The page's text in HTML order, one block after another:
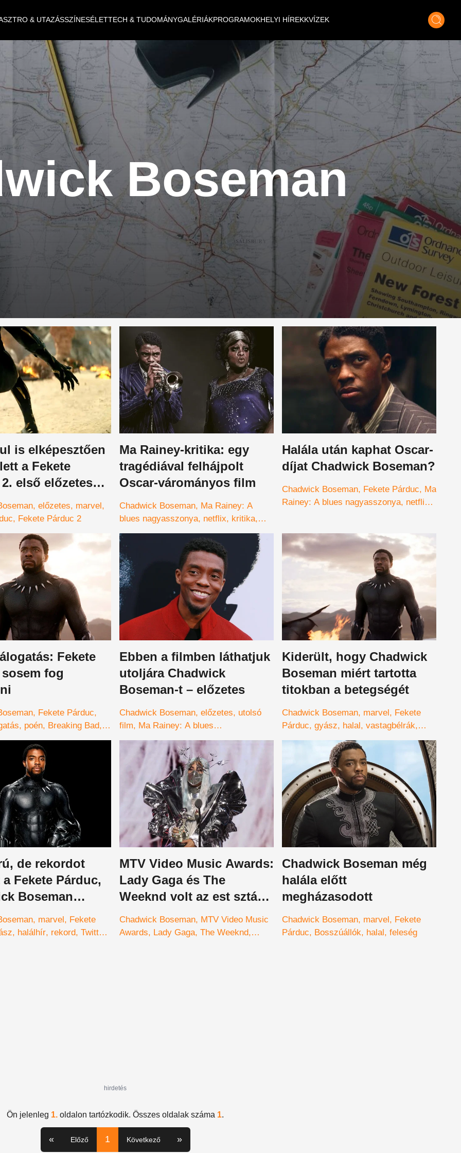
& UTAZÁSSZÍNESÉLETTECH & TUDOMÁNYGALÉRIÁKPROGRAMOKHELYI HÍREKKVÍZEK
Boseman
is elképesztően
a Fekete
első előzetese -
Chadwick
halála után is
elkészíteni
előzetes
marvel
Fekete Párduc 2
Ma Rainey-kritika: egy
tragédiával felhájpolt
Oscar-várományos film
Chadwick Boseman Ma Rainey: A
blues nagyasszonya netflix
kritika
filmajánló Viola Davis
Halála után kaphat Oscar-
díjat Chadwick Boseman?
Chadwick Boseman Fekete Párduc
Ma
Rainey: A blues nagyasszonya netflix
Fekete
fog
Fekete Párduc
poén Breaking Bad
Ebben a filmben láthatjuk
utoljára Chadwick
Boseman-t – előzetes
Chadwick Boseman előzetes
utolsó
film
Ma Rainey: A blues
nagyasszonya netflix
Kiderült, hogy Chadwick
Boseman miért tartotta
titokban a betegségét
Chadwick Boseman marvel
Fekete
Párduc gyász halal vastagbélrák
ügynök
de rekordot
Fekete Párduc,
Boseman
marvel
Fekete
halálhír rekord Twitter
MTV Video Music Awards:
Lady Gaga és The
Weeknd volt az est sztárja
– videók
Chadwick Boseman MTV Video Music
Awards
Lady Gaga The Weeknd
Chadwick Boseman még
halála előtt
megházasodott
Chadwick Boseman marvel
Fekete
Párduc
Bosszúállók halal feleség
hirdetés
Ön jelenleg 1. oldalon tartózkodik. Összes oldalak száma 1.
« Előző 1 Következő »